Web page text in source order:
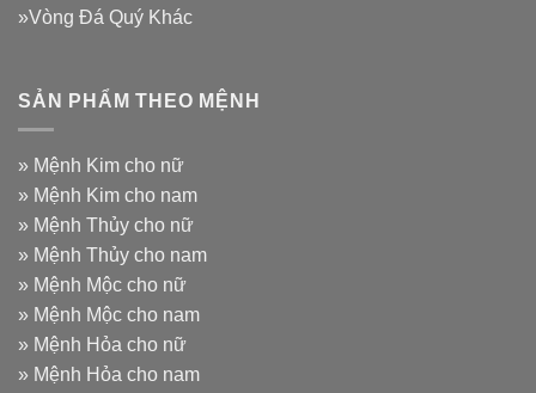
»Vòng Đá Quý Khác
SẢN PHẨM THEO MỆNH
» Mệnh Kim cho nữ
» Mệnh Kim cho nam
» Mệnh Thủy cho nữ
» Mệnh Thủy cho nam
» Mệnh Mộc cho nữ
» Mệnh Mộc cho nam
» Mệnh Hỏa cho nữ
» Mệnh Hỏa cho nam